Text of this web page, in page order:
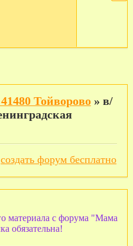
Тойворово » в/
создать форум бесплатно
материала с форума "Мама
обязательна!